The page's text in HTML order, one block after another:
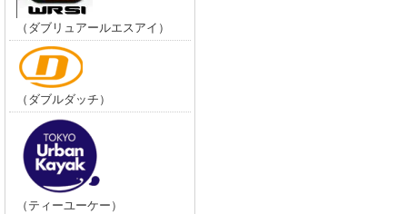
（ダブリュアールエスアイ）
（ダブルダッチ）
（ティーユーケー）